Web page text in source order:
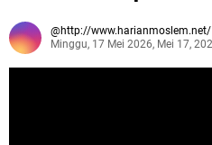
http://www.harianmoslem.net/
Minggu, 17 Mei 2026, Mei 17,